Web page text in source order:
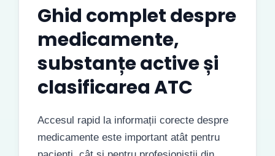
Ghid complet despre
medicamente,
substanțe active și
clasificarea ATC
Accesul rapid la informații corecte despre
medicamente este important atât pentru